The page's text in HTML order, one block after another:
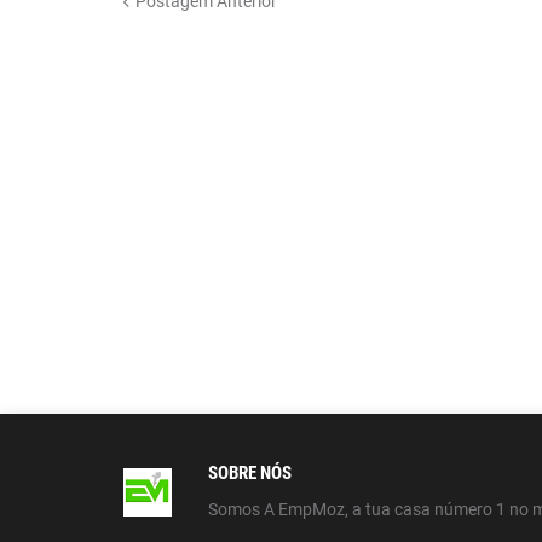
SOBRE NÓS
Somos A EmpMoz, a tua casa número 1 no